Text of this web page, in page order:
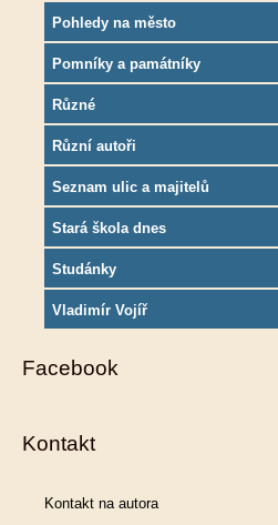
Pohledy na město
Pomníky a památníky
Různé
Různí autoři
Seznam ulic a majitelů
Stará škola dnes
Studánky
Vladimír Vojíř
Facebook
Kontakt
Kontakt na autora